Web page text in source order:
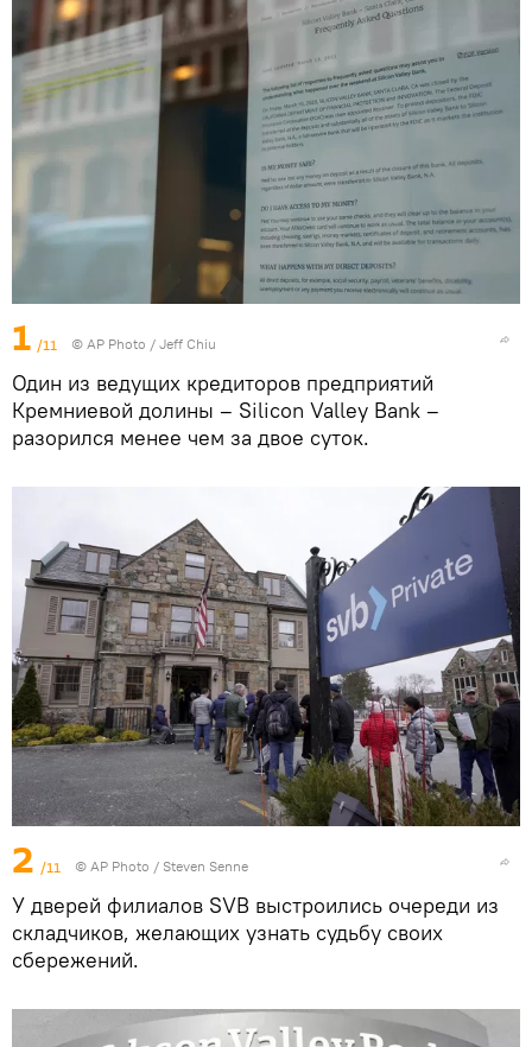
1 /11 © AP Photo / Jeff Chiu
Один из ведущих кредиторов предприятий
Кремниевой долины – Silicon Valley Bank –
разорился менее чем за двое суток.
2 /11 © AP Photo / Steven Senne
У дверей филиалов SVB выстроились очереди из
складчиков, желающих узнать судьбу своих
сбережений.